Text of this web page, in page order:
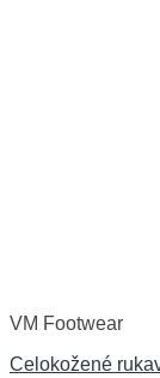
VM Footwear
Celokožené